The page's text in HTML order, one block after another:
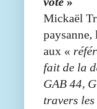
Mickaël
aux «
fait de la
GAB 44,
travers